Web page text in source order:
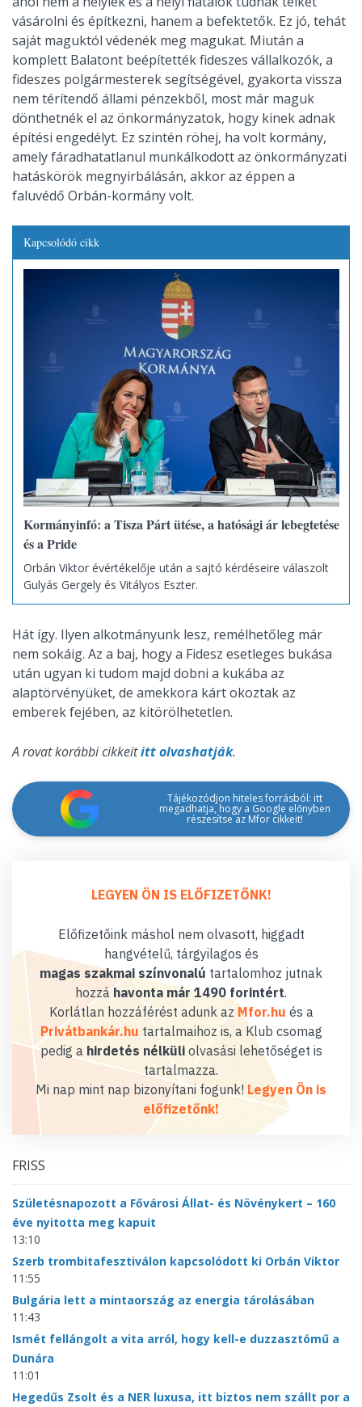
vásárolni és építkezni, hanem a befektetők. Ez jó, tehát
saját maguktól védenék meg magukat. Miután a
komplett Balatont beépítették fideszes vállalkozók, a
fideszes polgármesterek segítségével, gyakorta vissza
nem térítendő állami pénzekből, most már maguk
dönthetnék el az önkormányzatok, hogy kinek adnak
építési engedélyt. Ez szintén röhej, ha volt kormány,
amely fáradhatatlanul munkálkodott az önkormányzati
hatáskörök megnyirbálásán, akkor az éppen a
faluvédő Orbán-kormány volt.
Kapcsolódó cikk
Kormányinfó: a Tisza Párt ütése, a hatósági ár lebegtetése
és a Pride
Orbán Viktor évértékelője után a sajtó kérdéseire válaszolt
Gulyás Gergely és Vitályos Eszter.
Hát így. Ilyen alkotmányunk lesz, remélhetőleg már
nem sokáig. Az a baj, hogy a Fidesz esetleges bukása
után ugyan ki tudom majd dobni a kukába az
alaptörvényüket, de amekkora kárt okoztak az
emberek fejében, az kitörölhetetlen.
A rovat korábbi cikkeititt olvashatják.
Tájékozódjon hiteles forrásból: itt
megadhatja, hogy a Google előnyben
részesítse az Mfor cikkeit!
LEGYEN ÖN IS ELŐFIZETŐNK!
Előfizetőink máshol nem olvasott, higgadt
hangvételű, tárgyilagos és
magas szakmai színvonalú tartalomhoz jutnak
hozzáhavonta már 1490 forintért.
Korlátlan hozzáférést adunk az Mfor.hu és a
Privátbankár.hu tartalmaihoz is, a Klub csomag
pedig a hirdetés nélküliolvasási lehetőséget is
tartalmazza.
Mi nap mint nap bizonyítani fogunk! Legyen Ön is
előfizetőnk!
FRISS
Születésnapozott a Fővárosi Állat- és Növénykert – 160
éve nyitotta meg kapuit
13:10
Szerb trombitafesztiválon kapcsolódott ki Orbán Viktor
11:55
Bulgária lett a mintaország az energia tárolásában
11:43
Ismét fellángolt a vita arról, hogy kell-e duzzasztómű a
Dunára
11:01
Hegedűs Zsolt és a NER luxusa, itt biztos nem szállt por a